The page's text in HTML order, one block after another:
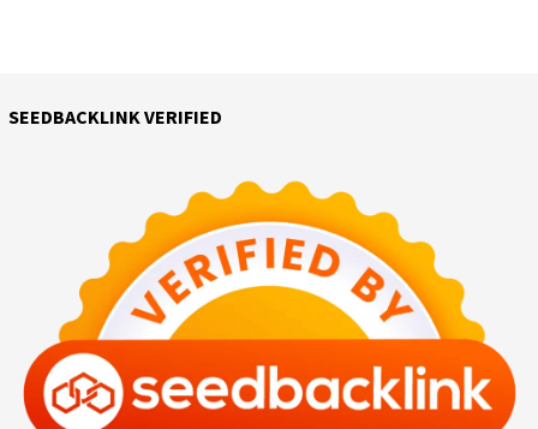
SEEDBACKLINK VERIFIED